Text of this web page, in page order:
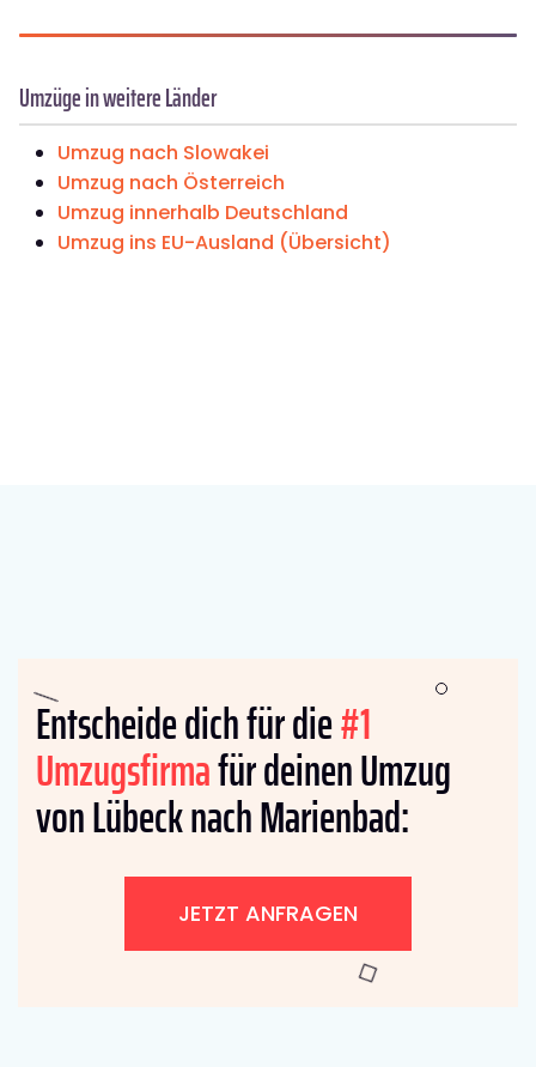
Umzüge in weitere Länder
Umzug nach Slowakei
Umzug nach Österreich
Umzug innerhalb Deutschland
Umzug ins EU-Ausland (Übersicht)
Entscheide dich für die#1
Umzugsfirmafür deinen Umzug
von Lübeck nach Marienbad:
JETZT ANFRAGEN